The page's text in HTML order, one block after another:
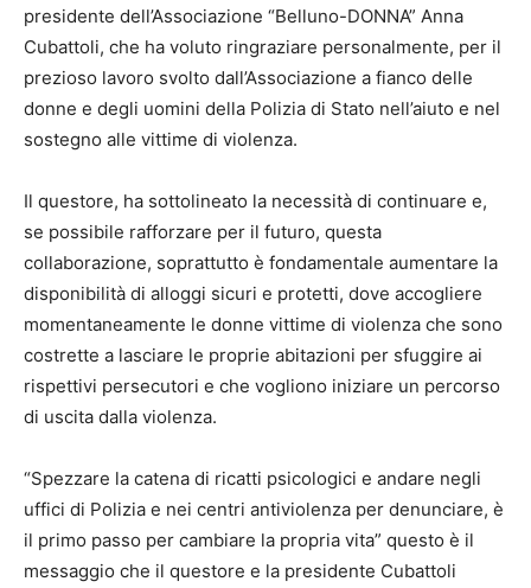
presidente dell’Associazione “Belluno-DONNA” Anna
Cubattoli, che ha voluto ringraziare personalmente, per il
prezioso lavoro svolto dall’Associazione a fianco delle
donne e degli uomini della Polizia di Stato nell’aiuto e nel
sostegno alle vittime di violenza.
Il questore, ha sottolineato la necessità di continuare e,
se possibile rafforzare per il futuro, questa
collaborazione, soprattutto è fondamentale aumentare la
disponibilità di alloggi sicuri e protetti, dove accogliere
momentaneamente le donne vittime di violenza che sono
costrette a lasciare le proprie abitazioni per sfuggire ai
rispettivi persecutori e che vogliono iniziare un percorso
di uscita dalla violenza.
“Spezzare la catena di ricatti psicologici e andare negli
uffici di Polizia e nei centri antiviolenza per denunciare, è
il primo passo per cambiare la propria vita” questo è il
messaggio che il questore e la presidente Cubattoli